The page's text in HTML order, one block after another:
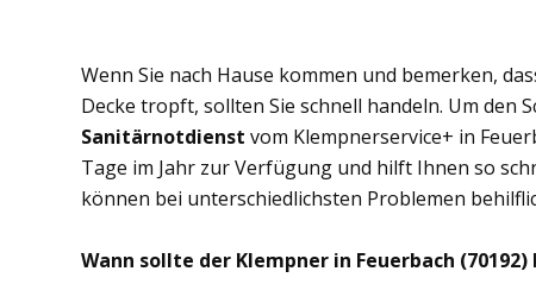
Wenn Sie nach Hause kommen und bemerken,
Decke tropft, sollten Sie schnell handeln. Um den
Sanitärnotdienst vom Klempnerservice+ in
Tage im Jahr zur Verfügung und hilft Ihnen so
können bei unterschiedlichsten Problemen
Wann sollte der Klempner in Feuerbach